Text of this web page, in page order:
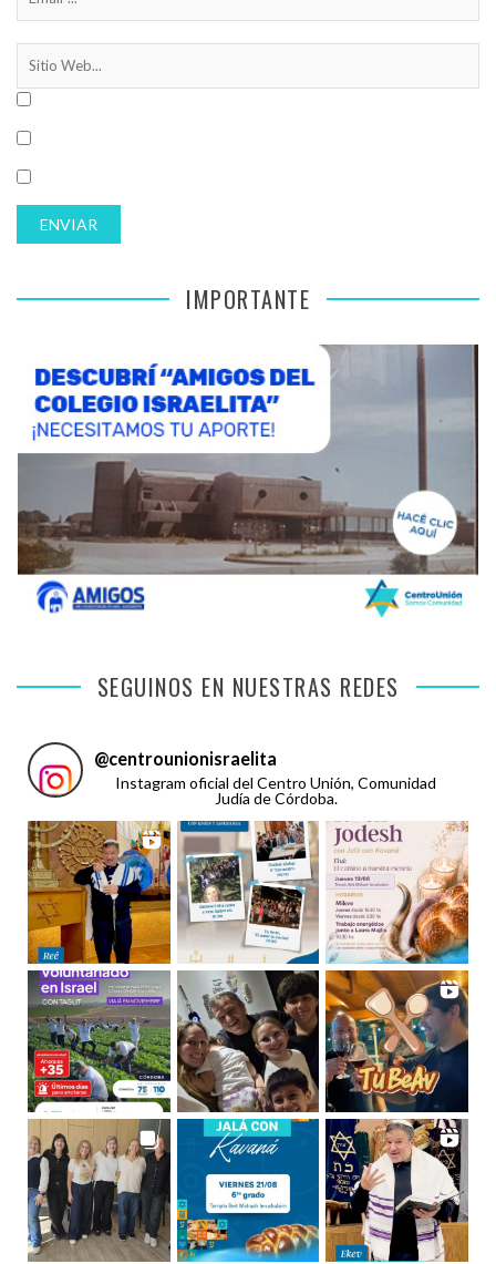
IMPORTANTE
SEGUINOS EN NUESTRAS REDES
@centrounionisraelita
Instagram oficial del Centro Unión, Comunidad
Judía de Córdoba.